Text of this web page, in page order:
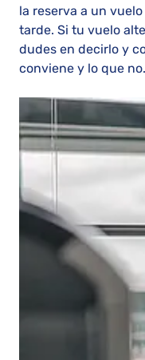
la reserva a un
tarde. Si tu vuelo
dudes en decirlo y
conviene y lo que no.